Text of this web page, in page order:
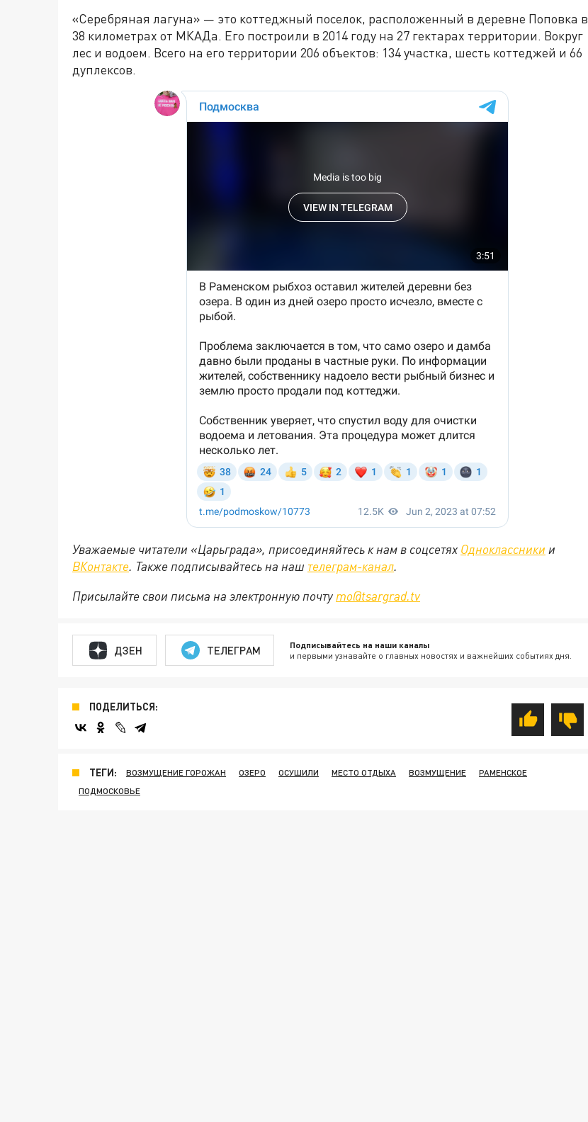
«Серебряная лагуна» — это коттеджный поселок, расположенный в деревне Поповка в
38 километрах от МКАДа. Его построили в 2014 году на 27 гектарах территории. Вокруг
лес и водоем. Всего на его территории 206 объектов: 134 участка, шесть коттеджей и 66
дуплексов.
Уважаемые читатели «Царьграда», присоединяйтесь к нам в соцсетях Одноклассники и
ВКонтакте. Также подписывайтесь на наш телеграм-канал.
Присылайте свои письма на электронную почту mo@tsargrad.tv
ДЗЕН ТЕЛЕГРАМ Подписывайтесь на наши каналы
и первыми узнавайте о главных новостях и важнейших событиях дня.
ПОДЕЛИТЬСЯ:
ТЕГИ: ВОЗМУЩЕНИЕ ГОРОЖАН ОЗЕРО ОСУШИЛИ МЕСТО ОТДЫХА ВОЗМУЩЕНИЕ
РАМЕНСКОЕ
ПОДМОСКОВЬЕ